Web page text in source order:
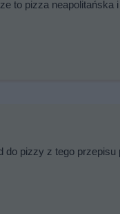
to pizza neapolitańska
do pizzy z tego